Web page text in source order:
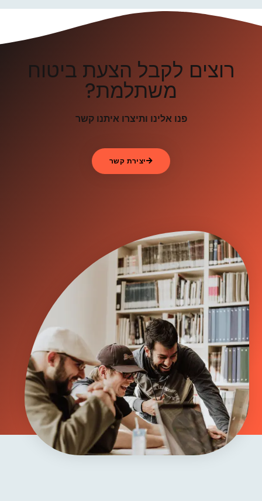
רוצים לקבל הצעת ביטוח
משתלמת?
פנו אלינו ותיצרו איתנו קשר
יצירת קשר